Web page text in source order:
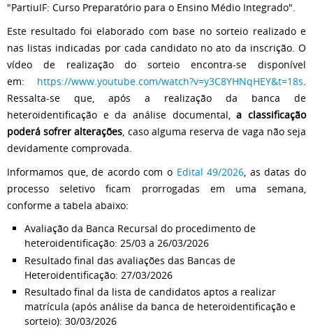
"PartiuIF: Curso Preparatório para o Ensino Médio Integrado".
Este resultado foi elaborado com base no sorteio realizado e
nas listas indicadas por cada candidato no ato da inscrição. O
vídeo de realização do sorteio encontra-se disponível
em: https://www.youtube.com/watch?v=y3C8YHNqHEY&t=18s.
Ressalta-se que, após a realização da banca de
heteroidentificação e da análise documental,a classificação
poderá sofrer alterações, caso alguma reserva de vaga não seja
devidamente comprovada.
Informamos que, de acordo com o Edital 49/2026, as datas do
processo seletivo ficam prorrogadas em uma semana,
conforme a tabela abaixo:
Avaliação da Banca Recursal do procedimento de
heteroidentificação: 25/03 a 26/03/2026
Resultado final das avaliações das Bancas de
Heteroidentificação: 27/03/2026
Resultado final da lista de candidatos aptos a realizar
matrícula (após análise da banca de heteroidentificação e
sorteio): 30/03/2026